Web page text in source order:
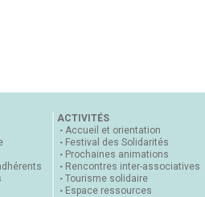
ACTIVITÉS
Accueil et orientation
Festival des Solidarités
Prochaines animations
Rencontres inter-associatives
Tourisme solidaire
Espace ressources